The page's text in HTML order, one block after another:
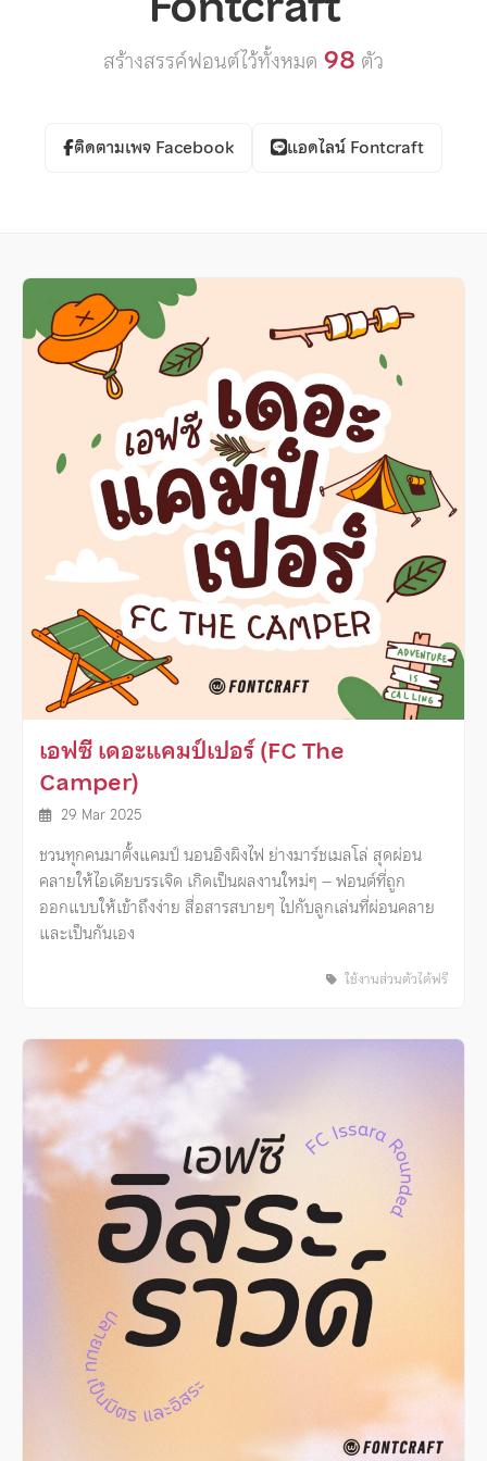
สร้างสรรค์ฟอนต์ไว้ทั้งหมด 98 ตัว
ติดตามเพจ Facebook แอดไลน์ Fontcraft
เอฟซี เดอะแคมป์เปอร์ (FC The
Camper)
29 Mar 2025
ชวนทุกคนมาตั้งแคมป์ นอนอิงผิงไฟ ย่างมาร์ชเมลโล่ สุดผ่อน
คลายให้ไอเดียบรรเจิด เกิดเป็นผลงานใหม่ๆ – ฟอนต์ที่ถูก
ออกแบบให้เข้าถึงง่าย สื่อสารสบายๆ ไปกับลูกเล่นที่ผ่อนคลาย
และเป็นกันเอง
ใช้งานส่วนตัวได้ฟรี